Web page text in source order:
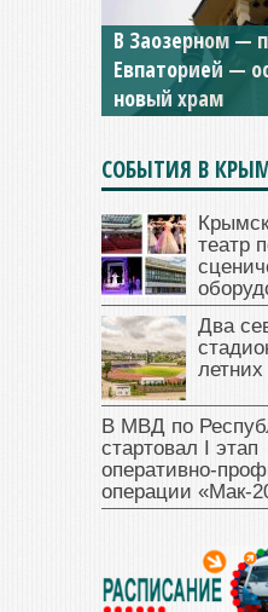
Мужской
и Дамиана в
открыт для
СОБЫТИЯ В
театр
Два
летних
В МВД по
стартовал I этап
операции